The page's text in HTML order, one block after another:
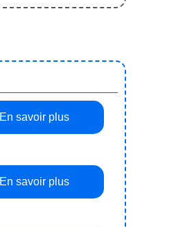
En savoir plus
En savoir plus